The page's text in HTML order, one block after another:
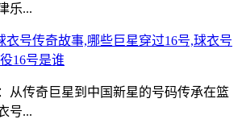
乐...
衣号传奇故事,哪些巨星穿过16号,球衣号
16号是谁
从传奇巨星到中国新星的号码传承在篮
号...